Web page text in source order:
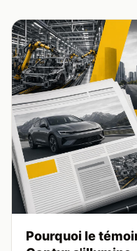
Pourquoi le